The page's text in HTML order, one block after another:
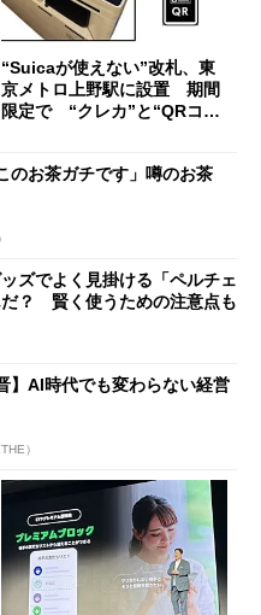
“Suicaが使えない”改札、東
京メトロ上野駅に設置 期間
限定で “クレカ”と“QRコー
のお茶ガチです」噂のお茶
ズでよく見掛ける「ペルチェ
？ 賢く使うための注意点も
】AI時代でも変わらない経営
）